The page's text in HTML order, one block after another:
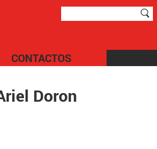
CONTACTOS
Doron